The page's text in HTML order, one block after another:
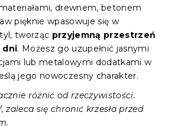
drewnem, betonem
pięknie wpasowuje się w
tworząc przyjemną przestrzeń
dni. Możesz go uzupełnić jasnymi
lub metalowymi dodatkami w
jego nowoczesny charakter.
różnić od rzeczywistości.
się chronić krzesła przed